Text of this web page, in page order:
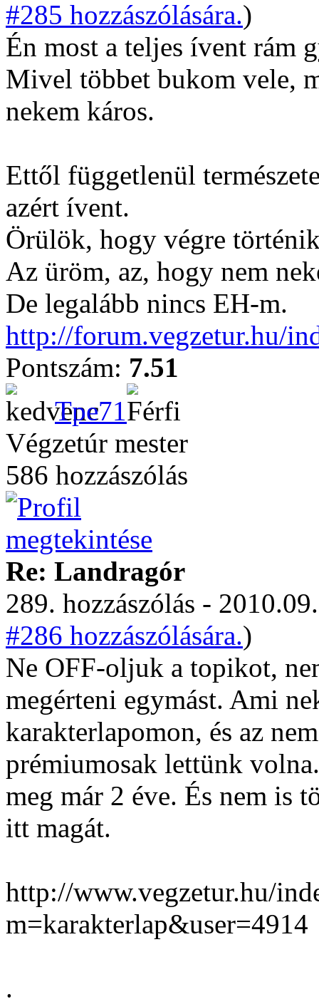
#285 hozzászólására.)
Én most a teljes ívent rám
Mivel többet bukom vele,
nekem káros.
Ettől függetlenül
azért ívent.
Örülök, hogy végre
Az üröm, az, hogy nem
De legalább nincs EH-m.
http://forum.vegzetur.hu/
Pontszám: 7.51
Tpe71
Végzetúr mester
586 hozzászólás
Re: Landragór
289. hozzászólás -
#286 hozzászólására.)
Ne OFF-oljuk a topikot,
megérteni egymást. Ami
karakterlapomon, és az
prémiumosak lettünk
meg már 2 éve. És nem is
itt magát.
http://www.vegzetur.hu/
m=karakterlap&user=4914
.